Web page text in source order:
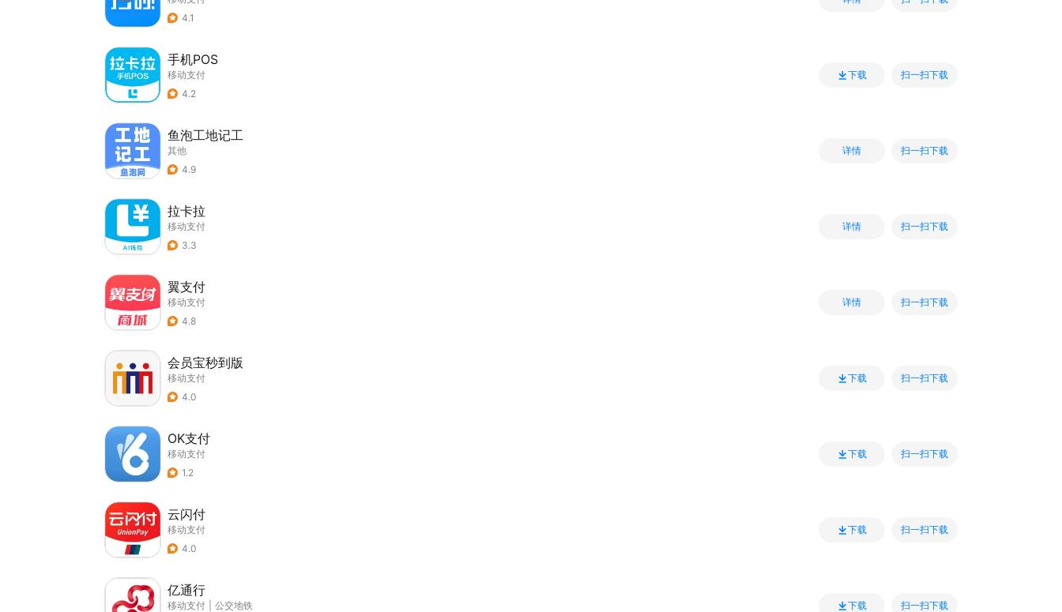
4.1
手机POS
移动支付
4.2
下载 扫一扫下载
鱼泡工地记工
其他
4.9
详情 扫一扫下载
拉卡拉
移动支付
3.3
详情 扫一扫下载
翼支付
移动支付
4.8
详情 扫一扫下载
会员宝秒到版
移动支付
4.0
下载 扫一扫下载
OK支付
移动支付
1.2
下载 扫一扫下载
云闪付
移动支付
4.0
下载 扫一扫下载
亿通行
移动支付
公交地铁
下载 扫一扫下载